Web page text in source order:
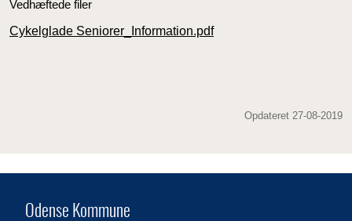
Vedhæftede filer
Cykelglade Seniorer_Information.pdf
Opdateret 27-08-2019
Odense Kommune